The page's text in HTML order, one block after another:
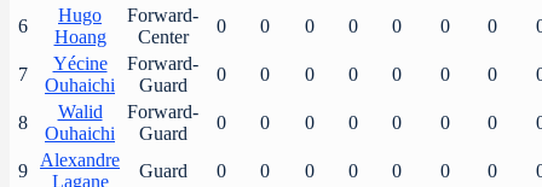
6
Hugo
Hoang
Forward-
Center
0 0 0 0 0 0 0
7
Yécine
Ouhaichi
Forward-
Guard
0 0 0 0 0 0 0
8
Walid
Ouhaichi
Forward-
Guard
0 0 0 0 0 0 0
9
Alexandre
Lagane
Guard 0 0 0 0 0 0 0